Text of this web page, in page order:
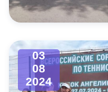
03
08
2024